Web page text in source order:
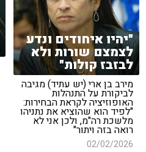
"יהיו איחודים ונדע
לצמצם שורות ולא
לבזבז קולות"
מירב בן ארי (יש עתיד) מגיבה
לביקורת על התנהלות
האופוזיציה לקראת הבחירות:
"לפיד הוא שהוציא את נתניהו
מלשכת רה"מ, ולכן אני לא
רואה בזה ויתור"
02/02/2026